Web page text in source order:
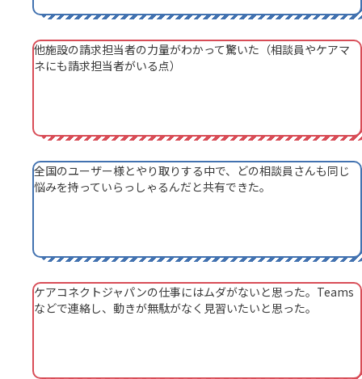
他施設の請求担当者の力量がわかって驚いた（相談員やケアマ
ネにも請求担当者がいる点）
全国のユーザー様とやり取りする中で、どの相談員さんも同じ
悩みを持っていらっしゃるんだと共有できた。
ケアコネクトジャパンの仕事にはムダがないと思った。Teams
などで連絡し、動きが無駄がなく見習いたいと思った。